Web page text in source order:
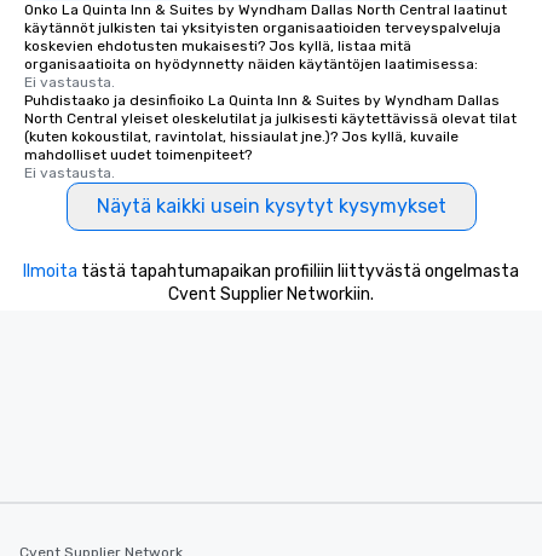
Onko La Quinta Inn & Suites by Wyndham Dallas North Central laatinut
käytännöt julkisten tai yksityisten organisaatioiden terveyspalveluja
koskevien ehdotusten mukaisesti? Jos kyllä, listaa mitä
organisaatioita on hyödynnetty näiden käytäntöjen laatimisessa:
Ei vastausta.
Puhdistaako ja desinfioiko La Quinta Inn & Suites by Wyndham Dallas
North Central yleiset oleskelutilat ja julkisesti käytettävissä olevat tilat
(kuten kokoustilat, ravintolat, hissiaulat jne.)? Jos kyllä, kuvaile
mahdolliset uudet toimenpiteet?
Ei vastausta.
Näytä kaikki usein kysytyt kysymykset
Ilmoita tästä tapahtumapaikan profiiliin liittyvästä ongelmasta
Cvent Supplier Networkiin.
Cvent Supplier Network